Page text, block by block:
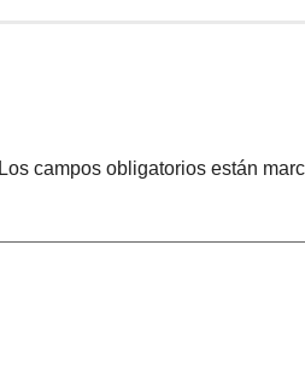
Los campos obligatorios están